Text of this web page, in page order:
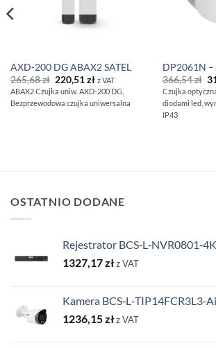
AXD-200 DG ABAX2 SATEL
265,68zł Pierwotna
cena
wynosiła:
265,68 zł.
220,51złAktualna
cena
wynosi:
220,51 zł.
z VAT
ABAX2 Czujka uniw. AXD-200 DG,
Bezprzewodowa czujka uniwersalna
DP2061N –
366,54zł
Czujka
diodami led,
IP43
OSTATNIO DODANE
Rejestrator
1327,17złz VAT
Kamera
1236,15złz VAT